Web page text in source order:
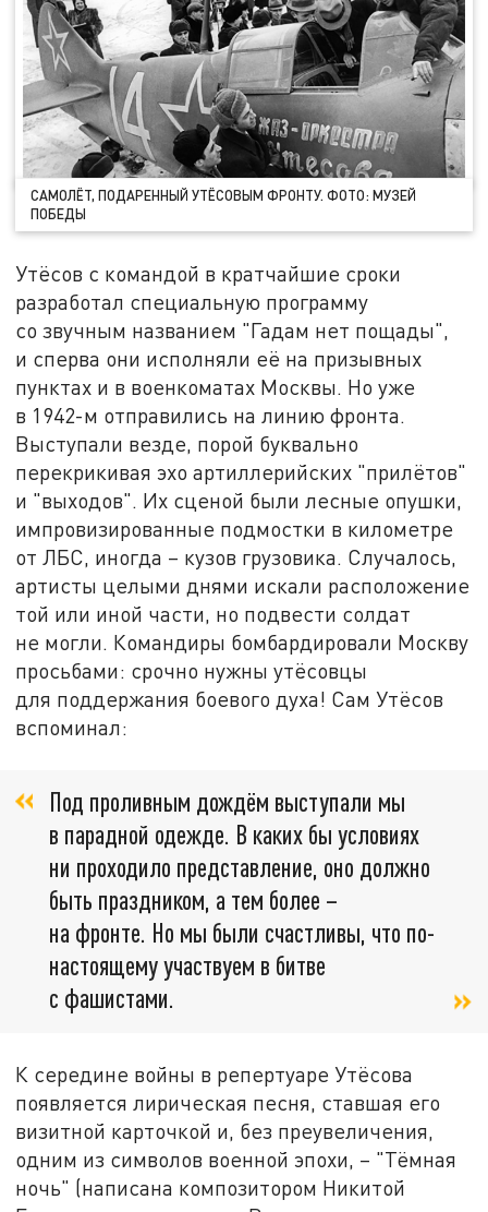
САМОЛЁТ, ПОДАРЕННЫЙ УТЁСОВЫМ ФРОНТУ. ФОТО: МУЗЕЙ
ПОБЕДЫ
Утёсов с командой в кратчайшие сроки
разработал специальную программу
со звучным названием "Гадам нет пощады",
и сперва они исполняли её на призывных
пунктах и в военкоматах Москвы. Но уже
в 1942-м отправились на линию фронта.
Выступали везде, порой буквально
перекрикивая эхо артиллерийских "прилётов"
и "выходов". Их сценой были лесные опушки,
импровизированные подмостки в километре
от ЛБС, иногда – кузов грузовика. Случалось,
артисты целыми днями искали расположение
той или иной части, но подвести солдат
не могли. Командиры бомбардировали Москву
просьбами: срочно нужны утёсовцы
для поддержания боевого духа! Сам Утёсов
вспоминал:
Под проливным дождём выступали мы
в парадной одежде. В каких бы условиях
ни проходило представление, оно должно
быть праздником, а тем более –
на фронте. Но мы были счастливы, что по-
настоящему участвуем в битве
с фашистами.
К середине войны в репертуаре Утёсова
появляется лирическая песня, ставшая его
визитной карточкой и, без преувеличения,
одним из символов военной эпохи, – "Тёмная
ночь" (написана композитором Никитой